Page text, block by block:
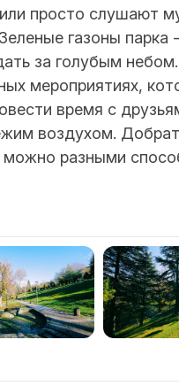
просто слушают
газоны
за голубым
мероприятиях,
время с
воздухом.
можно разными